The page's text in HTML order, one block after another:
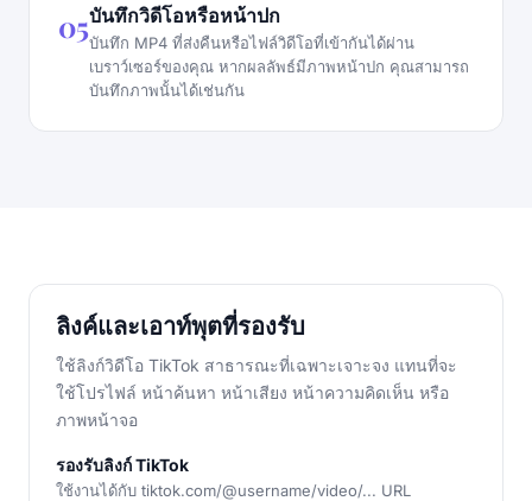
05บันทึกวิดีโอหรือหน้าปก
บันทึก MP4 ที่ส่งคืนหรือไฟล์วิดีโอที่เข้ากันได้ผ่าน
เบราว์เซอร์ของคุณ หากผลลัพธ์มีภาพหน้าปก คุณสามารถ
บันทึกภาพนั้นได้เช่นกัน
ลิงค์และเอาท์พุตที่รองรับ
ใช้ลิงก์วิดีโอ TikTok สาธารณะที่เฉพาะเจาะจง แทนที่จะ
ใช้โปรไฟล์ หน้าค้นหา หน้าเสียง หน้าความคิดเห็น หรือ
ภาพหน้าจอ
รองรับลิงก์ TikTok
ใช้งานได้กับ tiktok.com/@username/video/... URL